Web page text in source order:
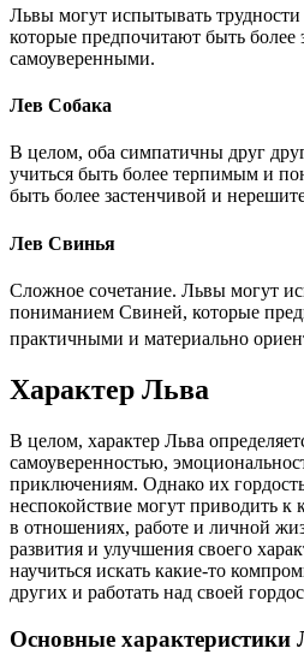
Львы могут испытывать
которые предпочитают быть
самоуверенными.
Лев Собака
В целом, оба симпатичны друг
учиться быть более терпимым и
быть более застенчивой и
Лев Свинья
Сложное сочетание. Львы могут
пониманием Свиней, которые
практичными и материально
Характер Льва
В целом, характер Льва
самоуверенностью,
приключениям. Однако их
неспокойствие могут приводить
в отношениях, работе и личной
развития и улучшения своего
научиться искать какие-то
других и работать над своей
Основные характеристики